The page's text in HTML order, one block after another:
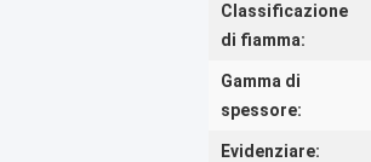
Classificazione
di fiamma:
Gamma di
spessore:
Evidenziare: